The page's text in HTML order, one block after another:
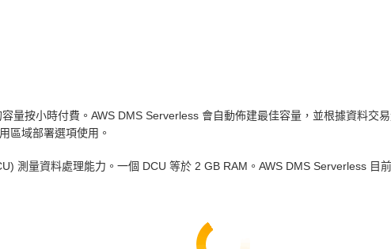
量按小時付費。AWS DMS Serverless 會自動佈建最佳容量，並根據資料交
區域部署選項使用。
測量資料處理能力。一個 DCU 等於 2 GB RAM。AWS DMS Serverless 目